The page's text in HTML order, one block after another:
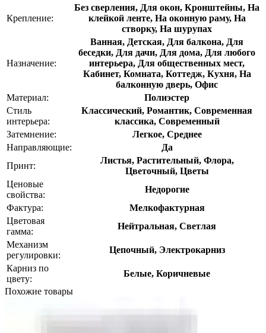
Крепление:
Без сверления, Для окон, Кронштейны, На
клейкой ленте, На оконную раму, На
створку, На шурупах
Назначение:
Ванная, Детская, Для балкона, Для
беседки, Для дачи, Для дома, Для любого
интерьера, Для общественных мест,
Кабинет, Комната, Коттедж, Кухня, На
балконную дверь, Офис
Материал:
Полиэстер
Стиль
интерьера:
Классический, Романтик, Современная
классика, Современный
Затемнение:
Легкое, Среднее
Направляющие:
Да
Принт:
Листья, Растительный, Флора,
Цветочный, Цветы
Ценовые
свойства:
Недорогие
Фактура:
Мелкофактурная
Цветовая
гамма:
Нейтральная, Светлая
Механизм
регулировки:
Цепочный, Электрокарниз
Карниз по
цвету:
Белые, Коричневые
Похожие товары